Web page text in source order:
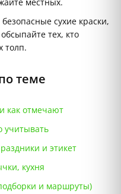
сухие краски,
тех, кто
толп.
теме
как отмечают
учитывать
и этикет
кухня
и маршруты)